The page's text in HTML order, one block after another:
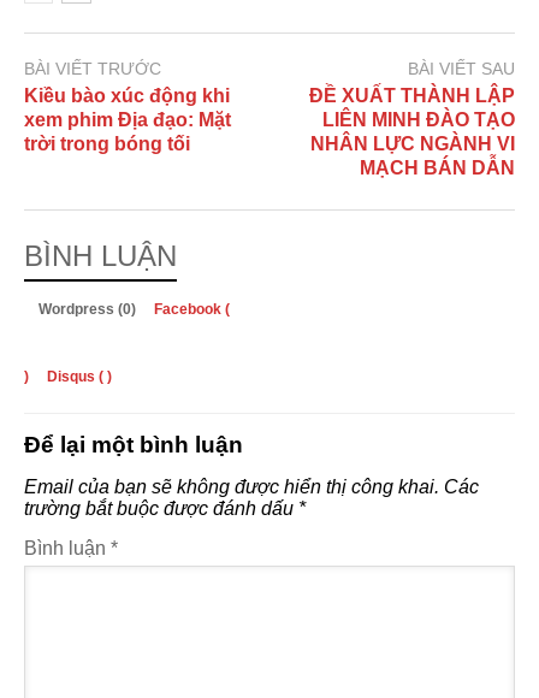
BÀI VIẾT TRƯỚC
Kiều bào xúc động khi
xem phim Địa đạo: Mặt
trời trong bóng tối
BÀI VIẾT SAU
ĐỀ XUẤT THÀNH LẬP
LIÊN MINH ĐÀO TẠO
NHÂN LỰC NGÀNH VI
MẠCH BÁN DẪN
BÌNH LUẬN
Wordpress (0) Facebook (
) Disqus ( )
Để lại một bình luận
Email của bạn sẽ không được hiển thị công khai. Các
trường bắt buộc được đánh dấu *
Bình luận *